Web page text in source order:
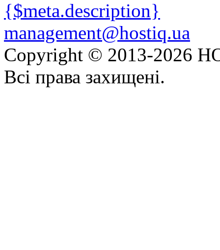
management@hostiq.ua
Copyright © 2013-2026
Всі права захищені.